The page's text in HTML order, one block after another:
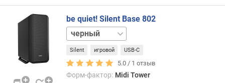
ь
к
л
к
be quiet! Silent Base 802
белый
Silent игровой USB-C
5.0 / 1 отзыв
Форм-фактор: Midi Tower